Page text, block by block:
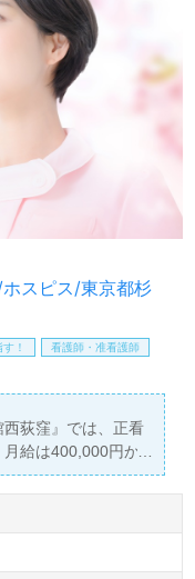
スピス/東京都杉
！ 看護師・准看護師
荻窪』では、正看
給は400,000円か
ため、安定した収入
歩5分という便利
境を提供し、患者
ています。